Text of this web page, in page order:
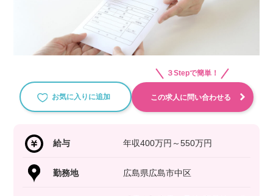
お気に入りに追加
３Stepで簡単！
この求人に問い合わせる
給与 年収400万円～550万円
勤務地 広島県広島市中区